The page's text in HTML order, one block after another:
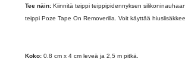
Tee näin: Kiinnitä teippi teippipidennyksen
teippi Poze Tape On Removerilla. Voit käyttää
Koko: 0.8 cm x 4 cm leveä ja 2,5 m pitkä.